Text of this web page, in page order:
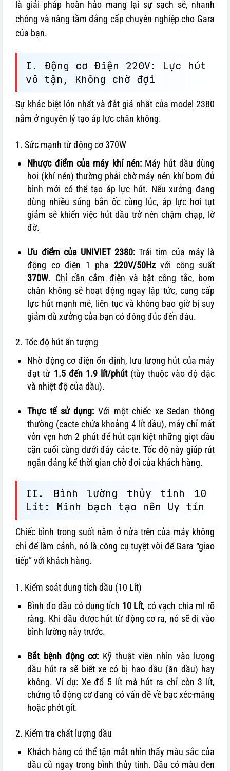
là giải pháp hoàn hảo mang lại sự sạch sẽ, nhanh
chóng và nâng tầm đẳng cấp chuyên nghiệp cho Gara
của bạn.
I. Động cơ Điện 220V: Lực hút
vô tận, Không chờ đợi
Sự khác biệt lớn nhất và đắt giá nhất của model 2380
nằm ở nguyên lý tạo áp lực chân không.
1. Sức mạnh từ động cơ 370W
Nhược điểm của máy khí nén:Máy hút dầu dùng
hơi (khí nén) thường phải chờ máy nén khí bơm đủ
bình mới có thể tạo áp lực hút. Nếu xưởng đang
dùng nhiều súng bắn ốc cùng lúc, áp lực hơi tụt
giảm sẽ khiến việc hút dầu trở nên chậm chạp, lờ
đờ.
Ưu điểm của UNIVIET 2380: Trái tim của máy là
động cơ điện 1 pha 220V/50Hzvới công suất
370W. Chỉ cần cắm điện và bật công tắc, bơm
chân không sẽ hoạt động ngay lập tức, cung cấp
lực hút mạnh mẽ, liên tục và không bao giờ bị suy
giảm dù xưởng của bạn có đông đúc đến đâu.
2. Tốc độ hút ấn tượng
Nhờ động cơ điện ổn định, lưu lượng hút của máy
đạt từ 1.5 đến 1.9 lít/phút(tùy thuộc vào độ đặc
và nhiệt độ của dầu).
Thực tế sử dụng: Với một chiếc xe Sedan thông
thường (cacte chứa khoảng 4 lít dầu), máy chỉ mất
vỏn vẹn hơn 2 phút để hút cạn kiệt những giọt dầu
cặn cuối cùng dưới đáy các-te. Tốc độ này giúp rút
ngắn đáng kể thời gian chờ đợi của khách hàng.
II. Bình lường thủy tinh 10
Lít: Minh bạch tạo nên Uy tín
Chiếc bình trong suốt nằm ở nửa trên của máy không
chỉ để làm cảnh, nó là công cụ tuyệt vời để Gara “giao
tiếp” với khách hàng.
1. Kiểm soát dung tích dầu (10 Lít)
Bình đo dầu có dung tích 10 Lít, có vạch chia ml rõ
ràng. Khi dầu được hút từ động cơ ra, nó sẽ đi vào
bình lường này trước.
Bắt bệnh động cơ: Kỹ thuật viên nhìn vào lượng
dầu hút ra sẽ biết xe có bị hao dầu (ăn dầu) hay
không. Ví dụ: Xe đổ 5 lít mà hút ra chỉ còn 3 lít,
chứng tỏ động cơ đang có vấn đề về bạc xéc-măng
hoặc phớt gít.
2. Kiểm tra chất lượng dầu
Khách hàng có thể tận mắt nhìn thấy màu sắc của
dầu cũ ngay trong bình thủy tinh. Dầu có màu đen